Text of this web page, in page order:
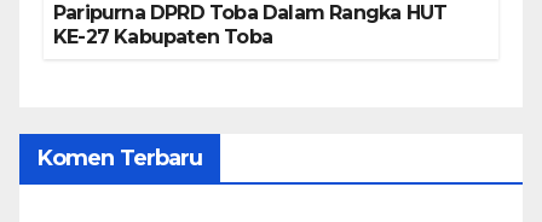
Paripurna DPRD Toba Dalam Rangka HUT
KE-27 Kabupaten Toba
Komen Terbaru